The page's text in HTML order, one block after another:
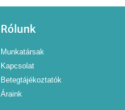
Rólunk
Munkatársak
Kapcsolat
Betegtájékoztatók
Áraink